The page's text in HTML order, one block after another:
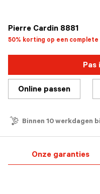
Pierre Cardin 8881
50% korting op een complete
Pas
Online passen
Binnen 10 werkdagen
Onze garanties